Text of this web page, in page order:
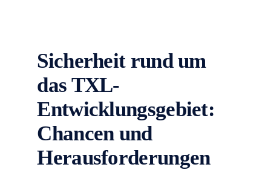
Sicherheit rund um
das TXL-
Entwicklungsgebiet:
Chancen und
Herausforderungen